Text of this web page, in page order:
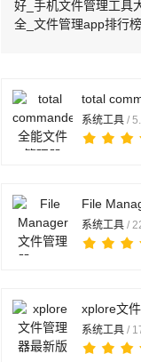
系统工具 /
系统工具 /
系统工具 /